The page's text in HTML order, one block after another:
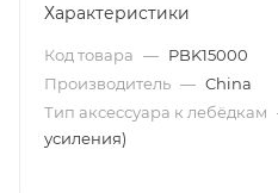
Характеристики
Код товара — PBK15000
Производитель — China
Тип аксессуара к лебёдкам
усиления)